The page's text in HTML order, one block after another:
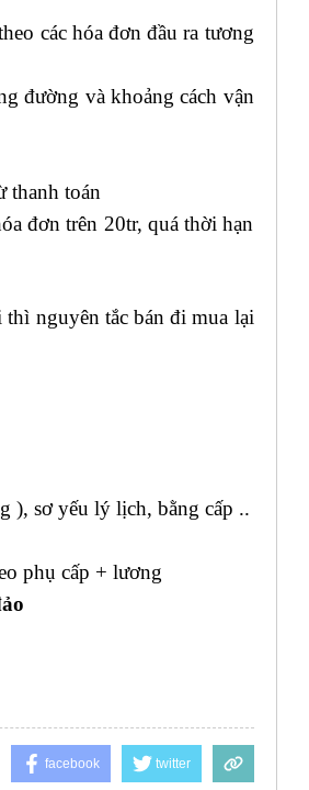
các hóa đơn đầu ra tương
đường và khoảng cách vận
thanh toán
đơn trên 20tr, quá thời hạn
nguyên tắc bán đi mua lại
), sơ yếu lý lịch, bằng cấp ..
phụ cấp + lương
facebook twitter